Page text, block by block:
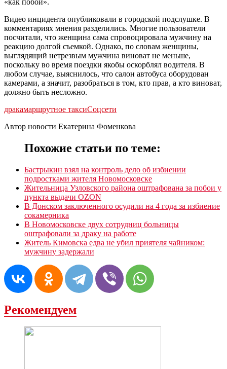
Видео инцидента опубликовали в городской подслушке. В
комментариях мнения разделились. Многие пользователи
посчитали, что женщина сама спровоцировала мужчину на
реакцию долгой съемкой. Однако, по словам женщины,
выглядящий нетрезвым мужчина виноват не меньше,
поскольку во время поездки якобы оскорблял водителя. В
любом случае, выяснилось, что салон автобуса оборудован
камерами, а значит, разобраться в том, кто прав, а кто виноват,
должно быть несложно.
дракамаршрутное таксиСоцсети
Автор новости Екатерина Фоменкова
Похожие статьи по теме:
Бастрыкин взял на контроль дело об избиении
подростками жителя Новомосковске
Жительница Узловского района оштрафована за побои у
пункта выдачи OZON
В Донском заключенного осудили на 4 года за избиение
сокамерника
В Новомосковске двух сотрудниц больницы
оштрафовали за драку на работе
Житель Кимовска едва не убил приятеля чайником:
мужчину задержали
Рекомендуем